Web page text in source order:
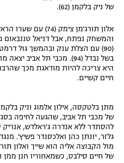
מדיניות פרטיות
תקנון פעילות ספורט 1
רשיון להקרנה פומבית לבית עסק
הצטרפות לחבילת הערוצים
לוח דרושים – ג'ובנט
ספורט אתגרי ואקסטרים
אומנויות לחימה
גיימינג E-Sports
של ניק בלקמן (62).
אלון תורג'מן צימק
והמשחק נפתח, אבל דניאל טננבאום
(90) עם הצלת ענק ובהמשך גול
בשל נבדל (94). מכבי תל
היא צריכה להיות מודאגת מכך
חיים קשיים.
מתן בלטקסה, אילון אלמוג וניק
של מכבי תל אביב, שהגעה לחיפה
להסתדר ללא אנדרה ג'ראלדש, אנריק
גלזר, יונתן כהן ואלכסנדר פשיץ'.
מול הקבוצה אליה הוא שייך ואלון
של חיים סילבס, כשמאחוריו חנן ממן